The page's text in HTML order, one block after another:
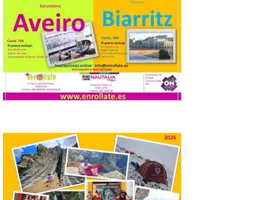
Durante la mañana de ayer
miércoles ha sido
registrada en el
Ayuntamiento una
solicitud relacionada con
la celebración de este evento. Ante las
informaciones aparecidas en distintos
medios de comunicación sobre la posible
celebración del denominado Iberia
Eclipse Festival en […]
La Universidad de León
retoma las excavaciones
en La Peña del Castro para
profundizar en la vida
cotidiana de la Edad del
Hierro